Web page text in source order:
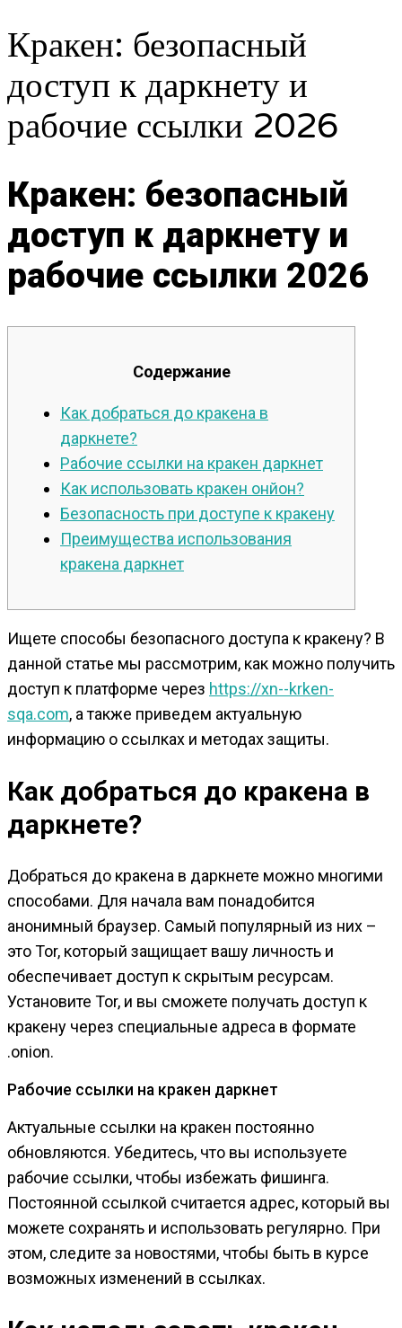
Кракен: безопасный
доступ к даркнету и
рабочие ссылки 2026
Кракен: безопасный
доступ к даркнету и
рабочие ссылки 2026
Содержание
Как добраться до кракена в
даркнете?
Рабочие ссылки на кракен даркнет
Как использовать кракен онйон?
Безопасность при доступе к кракену
Преимущества использования
кракена даркнет
Ищете способы безопасного доступа к кракену? В
данной статье мы рассмотрим, как можно получить
доступ к платформе через https://xn--krken-
sqa.com, а также приведем актуальную
информацию о ссылках и методах защиты.
Как добраться до кракена в
даркнете?
Добраться до кракена в даркнете можно многими
способами. Для начала вам понадобится
анонимный браузер. Самый популярный из них –
это Tor, который защищает вашу личность и
обеспечивает доступ к скрытым ресурсам.
Установите Tor, и вы сможете получать доступ к
кракену через специальные адреса в формате
.onion.
Рабочие ссылки на кракен даркнет
Актуальные ссылки на кракен постоянно
обновляются. Убедитесь, что вы используете
рабочие ссылки, чтобы избежать фишинга.
Постоянной ссылкой считается адрес, который вы
можете сохранять и использовать регулярно. При
этом, следите за новостями, чтобы быть в курсе
возможных изменений в ссылках.